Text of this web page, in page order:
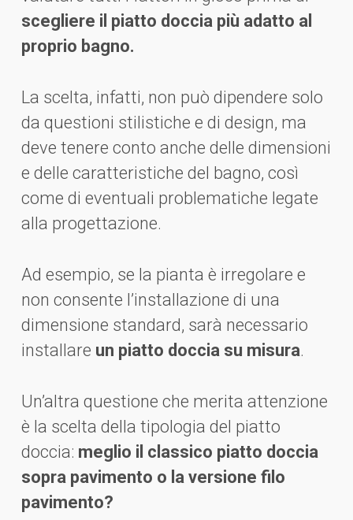
scegliere il piatto doccia più adatto al
proprio bagno.
La scelta, infatti, non può dipendere solo
da questioni stilistiche e di design, ma
deve tenere conto anche delle dimensioni
e delle caratteristiche del bagno, così
come di eventuali problematiche legate
alla progettazione.
Ad esempio, se la pianta è irregolare e
non consente l’installazione di una
dimensione standard, sarà necessario
installare un piatto doccia su misura.
Un’altra questione che merita attenzione
è la scelta della tipologia del piatto
doccia: meglio il classico piatto doccia
sopra pavimento o la versione filo
pavimento?